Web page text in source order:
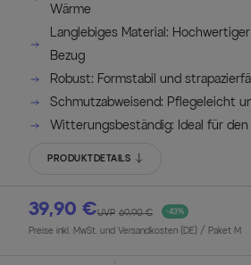
Wärme
Langlebiges Material:
Bezug
Robust: Formstabil und
Schmutzabweisend: Pflegeleicht
Witterungsbeständig: Ideal für den
PRODUKTDETAILS
39,90 € -43%
UVP 69,90 €
Preise inkl. MwSt. und Versandkosten (DE) / Paket M